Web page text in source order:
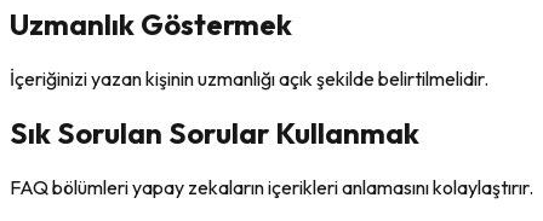
Uzmanlık Göstermek
İçeriğinizi yazan kişinin uzmanlığı açık şekilde belirtilmelidir.
Sık Sorulan Sorular Kullanmak
FAQ bölümleri yapay zekaların içerikleri anlamasını kolaylaştırır.